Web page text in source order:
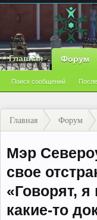
Главная Форум
Поиск сообщений
Главная Форум
Мэр
свое
«Говорят,
какие-то